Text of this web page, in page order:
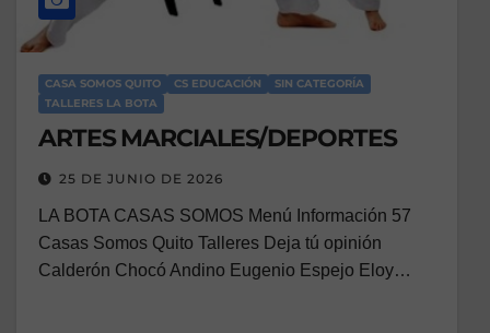
CASA SOMOS QUITO CS EDUCACIÓN
SIN CATEGORÍA
TALLERES LA BOTA
ARTES MARCIALES/DEPORTES
25 DE JUNIO DE 2026
LA BOTA CASAS SOMOS Menú Información 57
Casas Somos Quito Talleres Deja tú opinión
Calderón Chocó Andino Eugenio Espejo Eloy…